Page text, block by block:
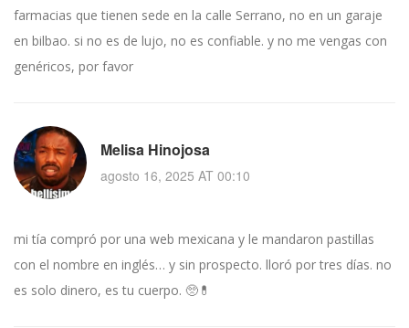
farmacias que tienen sede en la calle Serrano, no en un garaje
en bilbao. si no es de lujo, no es confiable. y no me vengas con
genéricos, por favor
Melisa Hinojosa
agosto 16, 2025 AT 00:10
mi tía compró por una web mexicana y le mandaron pastillas
con el nombre en inglés… y sin prospecto. lloró por tres días. no
es solo dinero, es tu cuerpo. 🥺💊